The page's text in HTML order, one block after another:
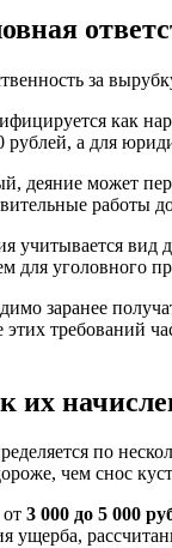
как
а для
деяние может
учитывается
для уголовного
заранее
требований
их
по
чем снос
3 000 до 5 000
ущерба,